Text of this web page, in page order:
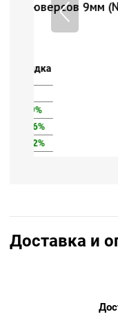
(№24)Насадка для
Доставка и